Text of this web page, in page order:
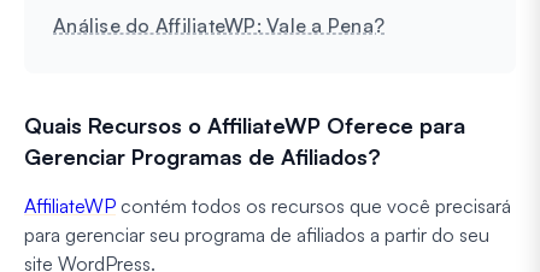
Análise do AffiliateWP: Vale a Pena?
Quais Recursos o AffiliateWP Oferece para
Gerenciar Programas de Afiliados?
AffiliateWP contém todos os recursos que você precisará
para gerenciar seu programa de afiliados a partir do seu
site WordPress.